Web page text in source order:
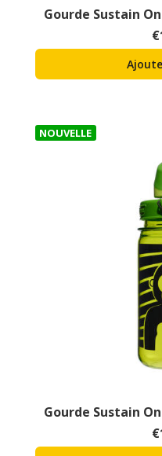
Gourde Sustain
€
NOUVELLE
Gourde Sustain
€